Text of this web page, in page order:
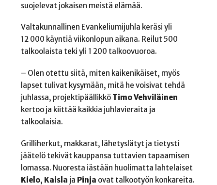
suojelevat jokaisen meistä elämää.
Valtakunnallinen Evankeliumijuhla keräsi yli
12 000 käyntiä viikonlopun aikana. Reilut 500
talkoolaista teki yli 1 200 talkoovuoroa.
– Olen otettu siitä, miten kaikenikäiset, myös
lapset tulivat kysymään, mitä he voisivat tehdä
juhlassa, projektipäällikkö TimoVehviläinen
kertoo ja kiittää kaikkia juhlavieraita ja
talkoolaisia.
Grilliherkut, makkarat, lähetyslätyt ja tietysti
jäätelö tekivät kauppansa tuttavien tapaamisen
lomassa. Nuoresta iästään huolimatta lahtelaiset
Kielo, Kaisla ja Pinja ovat talkootyön konkareita.